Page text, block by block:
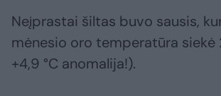
Neįprastai šiltas buvo sausis,
mėnesio oro temperatūra siekė
+4,9 °C anomalija!).